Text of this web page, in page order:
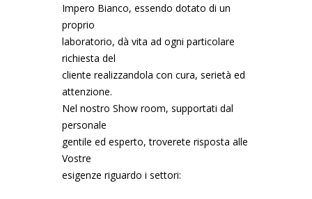
Impero Bianco, essendo dotato di un
proprio
laboratorio, dà vita ad ogni particolare
richiesta del
cliente realizzandola con cura, serietà ed
attenzione.
Nel nostro Show room, supportati dal
personale
gentile ed esperto, troverete risposta alle
Vostre
esigenze riguardo i settori: